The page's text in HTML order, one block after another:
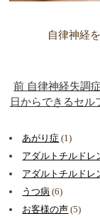
自律神経
前 自律神経失調
日からできるセル
あがり症 (1)
アダルトチルドレ
アダルトチルドレ
うつ病 (6)
お客様の声 (5)